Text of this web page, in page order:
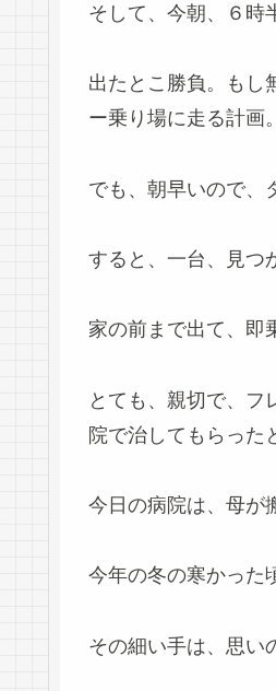
そして、今朝、６時
出たとこ勝負。もし
ー乗り場に走る計画。
でも、朝早いので、
すると、一台、見
家の前まで出て、即
とても、親切で、フ
院で治してもらった
今日の病院は、母が
今年の冬の寒かった
その細い手は、思い